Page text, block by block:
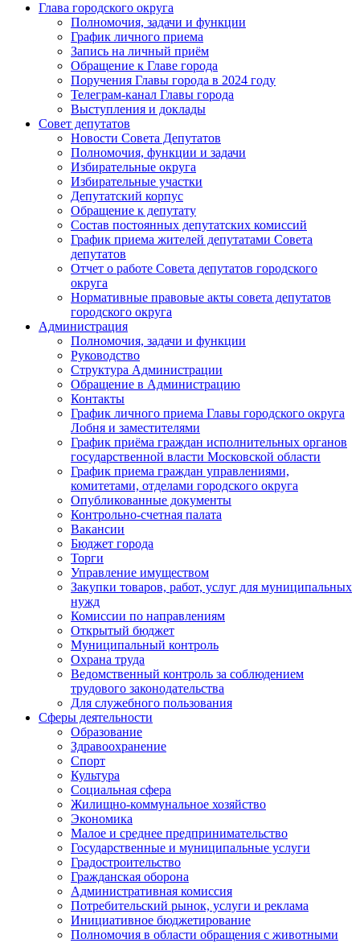
Глава городского округа
Полномочия, задачи и функции
График личного приема
Запись на личный приём
Обращение к Главе города
Поручения Главы города в 2024 году
Телеграм-канал Главы города
Выступления и доклады
Совет депутатов
Новости Совета Депутатов
Полномочия, функции и задачи
Избирательные округа
Избирательные участки
Депутатский корпус
Обращение к депутату
Состав постоянных депутатских комиссий
График приема жителей депутатами Совета
депутатов
Отчет о работе Совета депутатов городского
округа
Нормативные правовые акты совета депутатов
городского округа
Администрация
Полномочия, задачи и функции
Руководство
Структура Администрации
Обращение в Администрацию
Контакты
График личного приема Главы городского округа
Лобня и заместителями
График приёма граждан исполнительных органов
государственной власти Московской области
График приема граждан управлениями,
комитетами, отделами городского округа
Опубликованные документы
Контрольно-счетная палата
Вакансии
Бюджет города
Торги
Управление имуществом
Закупки товаров, работ, услуг для муниципальных
нужд
Комиссии по направлениям
Открытый бюджет
Муниципальный контроль
Охрана труда
Ведомственный контроль за соблюдением
трудового законодательства
Для служебного пользования
Сферы деятельности
Образование
Здравоохранение
Спорт
Культура
Социальная сфера
Жилищно-коммунальное хозяйство
Экономика
Малое и среднее предпринимательство
Государственные и муниципальные услуги
Градостроительство
Гражданская оборона
Административная комиссия
Потребительский рынок, услуги и реклама
Инициативное бюджетирование
Полномочия в области обращения с животными